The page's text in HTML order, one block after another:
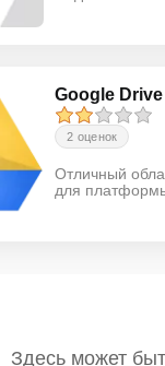
Google Drive
2 оценок
Отличный
для